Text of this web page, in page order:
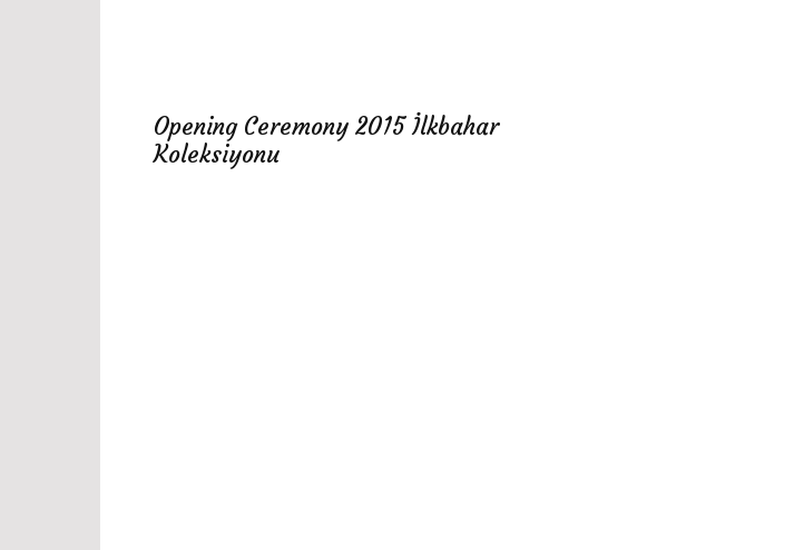
Opening Ceremony 2015 İlkbahar
Koleksiyonu